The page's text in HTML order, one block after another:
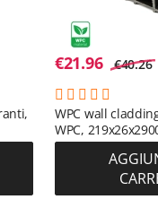
€21.96 €40.26
WPC wall
WPC,
m2)